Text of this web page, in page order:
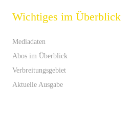
Wichtiges im Überblick
Mediadaten
Abos im Überblick
Verbreitungsgebiet
Aktuelle Ausgabe